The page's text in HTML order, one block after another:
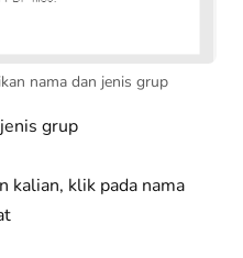
nama dan jenis grup
grup
kalian, klik pada nama